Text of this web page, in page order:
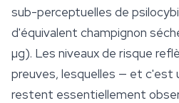
sub-perceptuelles de
d'équivalent champignon
µg). Les niveaux de risque
preuves, lesquelles — et c'est
restent essentiellement